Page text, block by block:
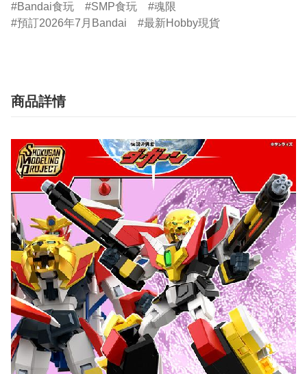
Bandai食玩 SMP食玩
魂限
預訂2026年7月Bandai
最新Hobby現貨
商品詳情